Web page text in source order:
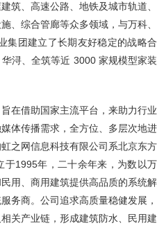
筑、高速公路、地铁及城市轨道、
、综合管廊等众多领域，与万科、
集团建立了长期友好稳定的战略合
浔、全筑等近 3000 家规模型家装
在借助国家主流平台，来助力行业
体传播需求，全方位、多层次地进
之网信息科技有限公司系北京东方
1995年，二十余年来，为数以万
用、商用建筑提供高品质的系统解
务商。公司追求高质量稳健发展，
关产业链，形成建筑防水、民用建